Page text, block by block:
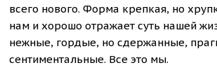
всего нового. Форма крепкая, но
нам и хорошо отражает суть нашей
нежные, гордые, но сдержанные,
сентиментальные. Все это мы.